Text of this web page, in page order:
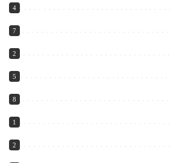
4
7
2
5
8
1
2